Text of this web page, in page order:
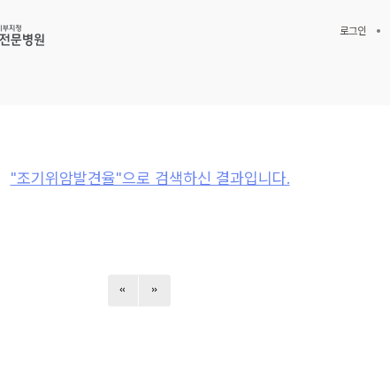
로그인
"조기위암발견율"으로 검색하신 결과입니다.